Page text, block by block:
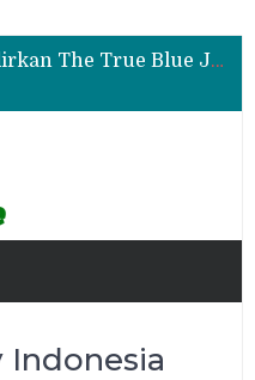
Bukan Sekadar Sporty, Ini Alasan Suzuki Fronx SGX Hybrid Kuro Layak Dilirik
Geely Hadirkan The True Blue Journey, Fans Bisa Dapat Tiket Chelsea vs AC Milan
Bukan Sekadar Sporty, Ini Alasan Suzuki Fronx SGX Hybrid Kuro Layak Dilirik
Indonesia